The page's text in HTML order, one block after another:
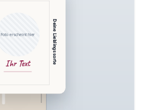
Foto erscheint hier
Ihr Text Deine Lieblingssorte